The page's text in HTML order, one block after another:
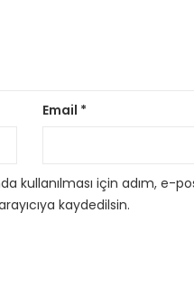
Email *
kullanılması için adım, e-
kaydedilsin.